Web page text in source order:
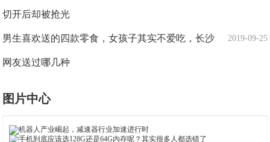
切开后却被抢光
2019-09-25
男生喜欢送的四款零食，女孩子其实不爱吃，长沙
网友送过哪几种
图片中心